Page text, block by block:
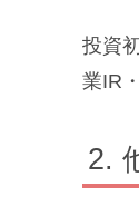
投資
業IR